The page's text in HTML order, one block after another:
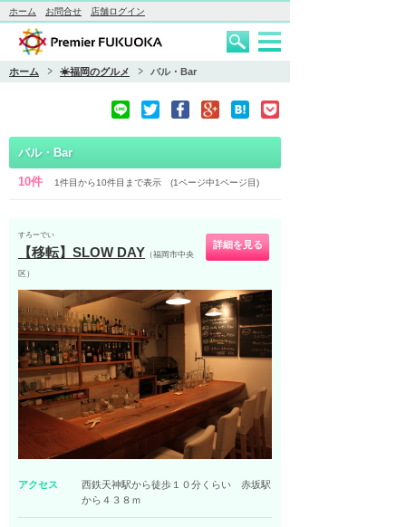
ホーム お問合せ 店舗ログイン
ホーム ☀福岡のグルメ バル・Bar
バル・Bar
10件 1件目から10件目まで表示 (1ページ中1ページ目)
すろーでい
【移転】SLOW DAY （福岡市中央
区）
詳細を見る
アクセス
西鉄天神駅から徒歩１０分くらい 赤坂駅
から４３８ｍ